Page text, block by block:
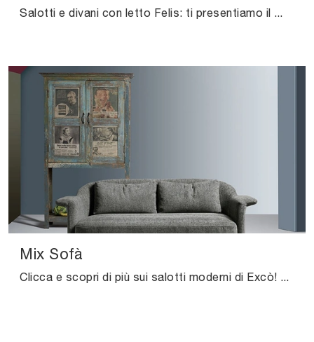
Salotti e divani con letto Felis: ti presentiamo il modello Ellen in tessuto per completare la zona giorno.
Mix Sofà
Clicca e scopri di più sui salotti moderni di Excò! Differenti modelli di divani, come Mix Sofà, ti aspettano.